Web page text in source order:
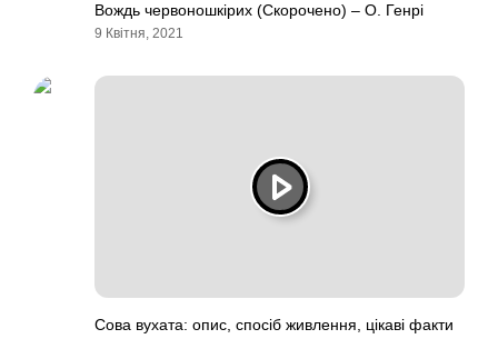
Вождь червоношкірих (Скорочено) – О. Генрі
9 Квітня, 2021
Сова вухата: опис, спосіб живлення, цікаві факти